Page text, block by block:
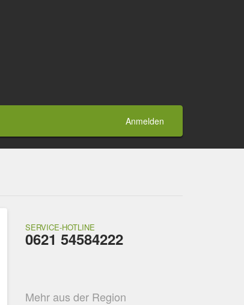
Anmelden
SERVICE-HOTLINE
0621 54584222
Mehr aus der Region